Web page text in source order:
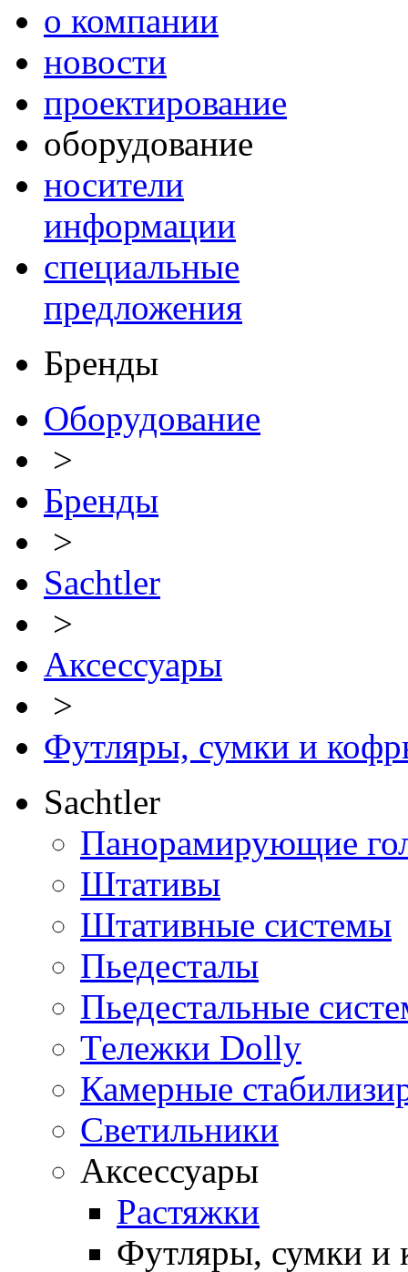
о компании
новости
проектирование
оборудование
носители
информации
специальные
предложения
Бренды
Оборудование
>
Бренды
>
Sachtler
>
Аксессуары
>
Футляры, сумки и
Sachtler
Панорамирующие
Штативы
Штативные системы
Пьедесталы
Пьедестальные
Тележки Dolly
Камерные
Светильники
Аксессуары
Растяжки
Футляры, сумки и